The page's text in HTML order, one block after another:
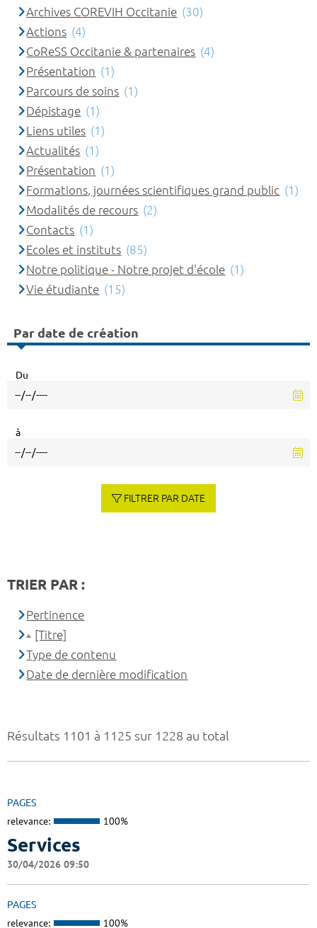
Résultats 1101 à 1125 sur 1228 au total
PAGES
relevance: 100%
Services
30/04/2026 09:50
PAGES
relevance: 100%
Archives COREVIH Occitanie (30)
Actions (4)
CoReSS Occitanie & partenaires (4)
Présentation (1)
Parcours de soins (1)
Dépistage (1)
Liens utiles (1)
Actualités (1)
Présentation (1)
Formations, journées scientifiques grand public (1)
Modalités de recours (2)
Contacts (1)
Ecoles et instituts (85)
Notre politique - Notre projet d'école (1)
Vie étudiante (15)
Par date de création
Du
à
FILTRER PAR DATE
TRIER PAR :
Pertinence
[Titre]
Type de contenu
Date de dernière modification